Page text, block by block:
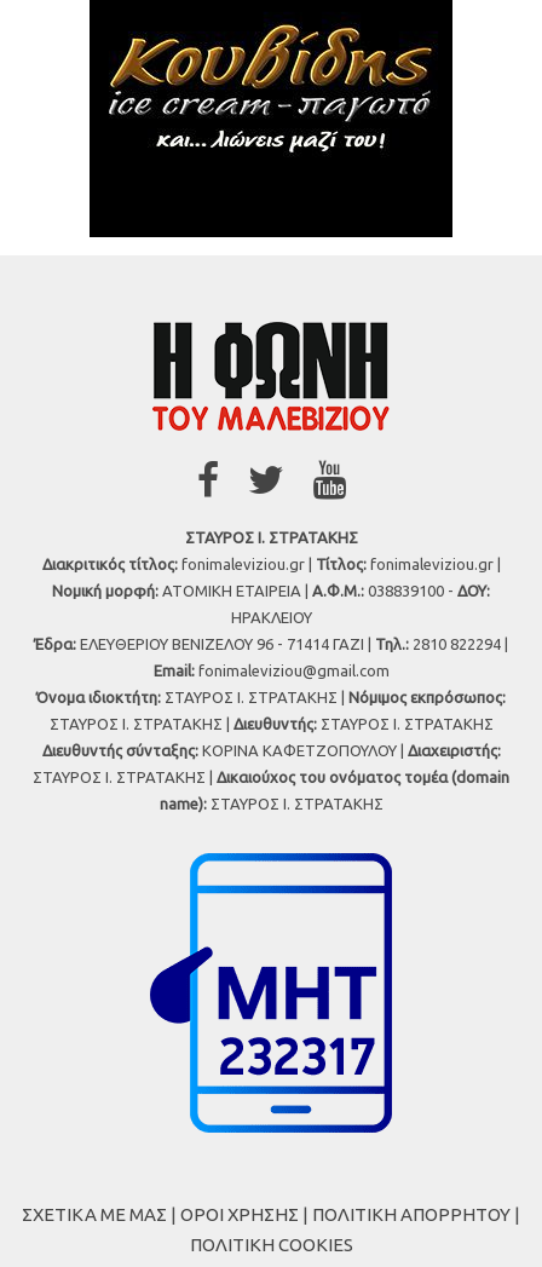
ΣΤΑΥΡΟΣ Ι. ΣΤΡΑΤΑΚΗΣ
Διακριτικός τίτλος:fonimaleviziou.gr | Τίτλος:fonimaleviziou.gr |
Νομική μορφή: ΑΤΟΜΙΚΗ ΕΤΑΙΡΕΙΑ | Α.Φ.Μ.: 038839100 - ΔΟΥ:
ΗΡΑΚΛΕΙΟΥ
Έδρα: ΕΛΕΥΘΕΡΙΟΥ ΒΕΝΙΖΕΛΟΥ 96 - 71414 ΓΑΖΙ | Τηλ.: 2810 822294 |
Εmail: fonimaleviziou@gmail.com
Όνομα ιδιοκτήτη: ΣΤΑΥΡΟΣ Ι. ΣΤΡΑΤΑΚΗΣ | Νόμιμος εκπρόσωπος:
ΣΤΑΥΡΟΣ Ι. ΣΤΡΑΤΑΚΗΣ | Διευθυντής:ΣΤΑΥΡΟΣ Ι. ΣΤΡΑΤΑΚΗΣ
Διευθυντής σύνταξης:ΚΟΡΙΝΑ ΚΑΦΕΤΖΟΠΟΥΛΟΥ | Διαχειριστής:
ΣΤΑΥΡΟΣ Ι. ΣΤΡΑΤΑΚΗΣ | Δικαιούχος του ονόματος τομέα (domain
name):ΣΤΑΥΡΟΣ Ι. ΣΤΡΑΤΑΚΗΣ
ΣΧΕΤΙΚΑ ΜΕ ΜΑΣ | ΟΡΟΙ ΧΡΗΣΗΣ | ΠΟΛΙΤΙΚΗ ΑΠΟΡΡΗΤΟΥ |
ΠΟΛΙΤΙΚΗ COOKIES